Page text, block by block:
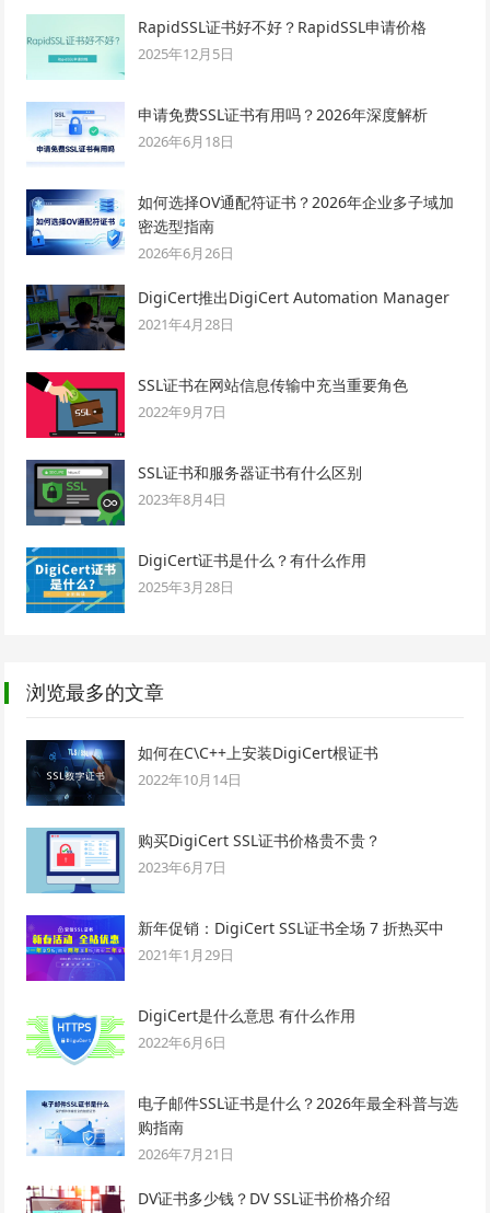
RapidSSL证书好不好？RapidSSL申请价格
2025年12月5日
申请免费SSL证书有用吗？2026年深度解析
2026年6月18日
如何选择OV通配符证书？2026年企业多子域加
密选型指南
2026年6月26日
DigiCert推出DigiCert Automation Manager
2021年4月28日
SSL证书在网站信息传输中充当重要角色
2022年9月7日
SSL证书和服务器证书有什么区别
2023年8月4日
DigiCert证书是什么？有什么作用
2025年3月28日
浏览最多的文章
如何在C\C++上安装DigiCert根证书
2022年10月14日
购买DigiCert SSL证书价格贵不贵？
2023年6月7日
新年促销：DigiCert SSL证书全场 7 折热买中
2021年1月29日
DigiCert是什么意思 有什么作用
2022年6月6日
电子邮件SSL证书是什么？2026年最全科普与选
购指南
2026年7月21日
DV证书多少钱？DV SSL证书价格介绍